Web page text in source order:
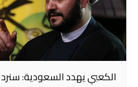
الكعبي يهدد السعودية: